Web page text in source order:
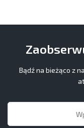
Bądź na bieżąco z